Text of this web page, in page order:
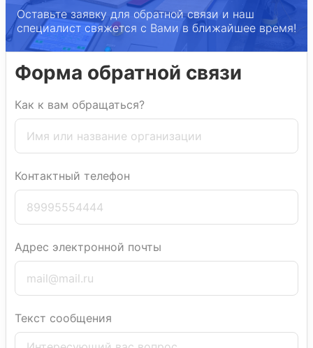
Оставьте заявку для обратной связи и наш
специалист свяжется с Вами в ближайшее время!
Форма обратной связи
Как к вам обращаться?
Контактный телефон
Адрес электронной почты
Текст сообщения